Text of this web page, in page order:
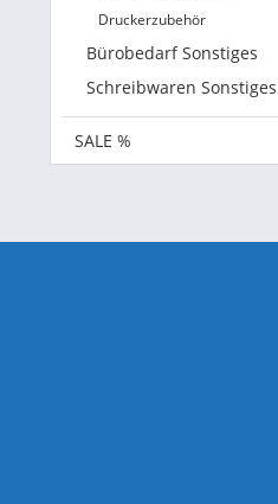
Druckerzubehör
Bürobedarf Sonstiges
Schreibwaren Sonstiges
SALE %